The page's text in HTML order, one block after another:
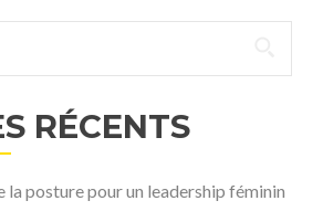
RÉCENTS
la posture pour un leadership féminin